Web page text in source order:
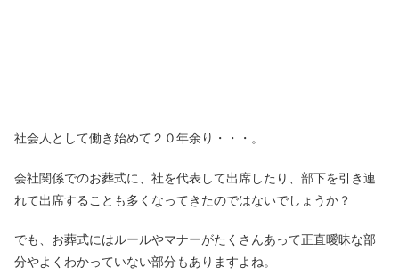
社会人として働き始めて２０年余り・・・。
会社関係でのお葬式に、社を代表して出席したり、部下を引き連
れて出席することも多くなってきたのではないでしょうか？
でも、お葬式にはルールやマナーがたくさんあって正直曖昧な部
分やよくわかっていない部分もありますよね。